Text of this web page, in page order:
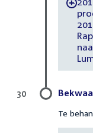
-
Te
30